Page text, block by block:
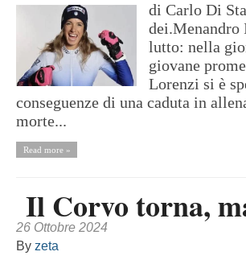
di Carlo Di
lutto: nella
giovane
Lorenzi si è
conseguenze di una caduta in
morte...
Read more »
Il Corvo torna,
26 Ottobre 2024
By zeta